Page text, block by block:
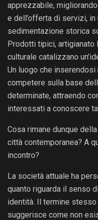
apprezzabile,
e dell’offerta di servizi,
sedimentazione storica
Prodotti tipici,
culturale catalizzano
Un luogo che
competere sulla base
determinate, attraendo
interessati a conoscere
Cosa rimane dunque della
città contemporanea? A
incontro?
La società attuale ha
quanto riguarda il senso
identità. Il termine stesso
suggerisce come non